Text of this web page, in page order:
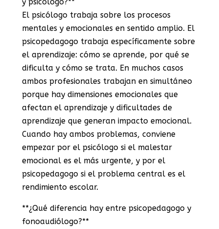
El psicólogo trabaja sobre los procesos
mentales y emocionales en sentido amplio. El
psicopedagogo trabaja específicamente sobre
el aprendizaje: cómo se aprende, por qué se
dificulta y cómo se trata. En muchos casos
ambos profesionales trabajan en simultáneo
porque hay dimensiones emocionales que
afectan el aprendizaje y dificultades de
aprendizaje que generan impacto emocional.
Cuando hay ambos problemas, conviene
empezar por el psicólogo si el malestar
emocional es el más urgente, y por el
psicopedagogo si el problema central es el
rendimiento escolar.
**¿Qué diferencia hay entre psicopedagogo y
fonoaudiólogo?**